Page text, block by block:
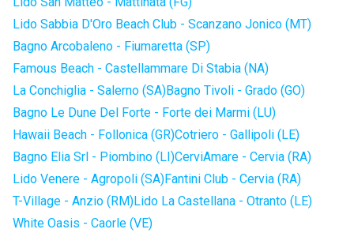
Lido Sabbia D'Oro Beach Club - Scanzano Jonico (MT)
Bagno Arcobaleno - Fiumaretta (SP)
Famous Beach - Castellammare Di Stabia (NA)
La Conchiglia - Salerno (SA)Bagno Tivoli - Grado (GO)
Bagno Le Dune Del Forte - Forte dei Marmi (LU)
Hawaii Beach - Follonica (GR)Cotriero - Gallipoli (LE)
Bagno Elia Srl - Piombino (LI)CerviAmare - Cervia (RA)
Lido Venere - Agropoli (SA)Fantini Club - Cervia (RA)
T-Village - Anzio (RM)Lido La Castellana - Otranto (LE)
White Oasis - Caorle (VE)